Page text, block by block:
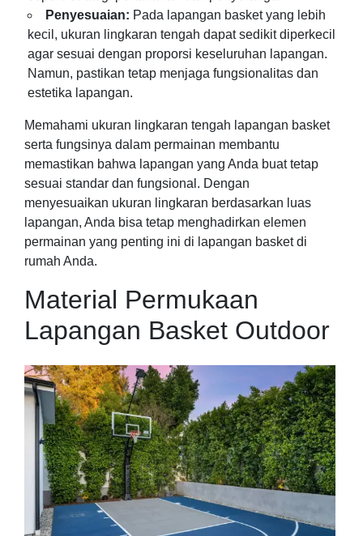
Penyesuaian: Pada lapangan basket yang lebih
kecil, ukuran lingkaran tengah dapat sedikit diperkecil
agar sesuai dengan proporsi keseluruhan lapangan.
Namun, pastikan tetap menjaga fungsionalitas dan
estetika lapangan.
Memahami ukuran lingkaran tengah lapangan basket
serta fungsinya dalam permainan membantu
memastikan bahwa lapangan yang Anda buat tetap
sesuai standar dan fungsional. Dengan
menyesuaikan ukuran lingkaran berdasarkan luas
lapangan, Anda bisa tetap menghadirkan elemen
permainan yang penting ini di lapangan basket di
rumah Anda.
Material Permukaan
Lapangan Basket Outdoor